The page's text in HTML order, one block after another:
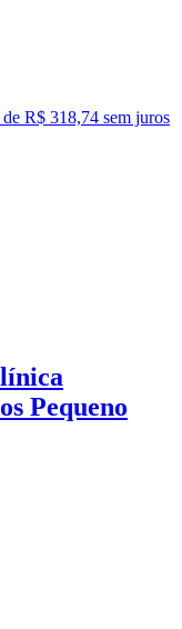
R$ 318,74 sem juros
Pequeno